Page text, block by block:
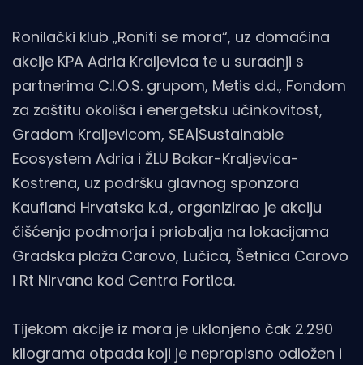
Ronilački klub „Roniti se mora“, uz domaćina
akcije KPA Adria Kraljevica te u suradnji s
partnerima C.I.O.S. grupom, Metis d.d., Fondom
za zaštitu okoliša i energetsku učinkovitost,
Gradom Kraljevicom, SEA|Sustainable
Ecosystem Adria i ŽLU Bakar-Kraljevica-
Kostrena, uz podršku glavnog sponzora
Kaufland Hrvatska k.d., organizirao je akciju
čišćenja podmorja i priobalja na lokacijama
Gradska plaža Carovo, Lučica, Šetnica Carovo
i Rt Nirvana kod Centra Fortica.
Tijekom akcije iz mora je uklonjeno čak 2.290
kilograma otpada koji je nepropisno odložen i